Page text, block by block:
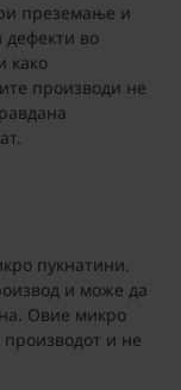
преземање и
дефекти во
како
производи не
пукнатини.
и може да
Овие микро
производот и не